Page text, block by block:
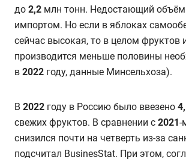
до 2,2 млн тонн. Недостающий объём
импортом. Но если в яблоках
сейчас высокая, то в целом фруктов
производится меньше половины
в 2022 году, данные Минсельхоза).
В 2022 году в Россию было ввезено
свежих фруктов. В сравнении с 2021-
снизился почти на четверть из-за
подсчитал BusinesStat. При этом,